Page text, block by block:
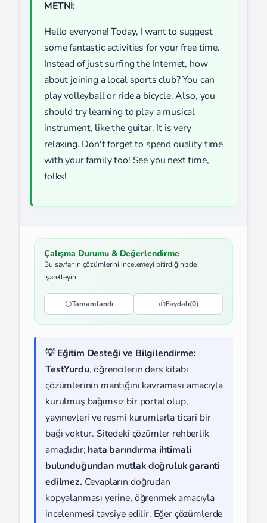
METNİ:
Hello everyone! Today, I want to suggest
some fantastic activities for your free time.
Instead of just surfing the Internet, how
about joining a local sports club? You can
play volleyball or ride a bicycle. Also, you
should try learning to play a musical
instrument, like the guitar. It is very
relaxing. Don't forget to spend quality time
with your family too! See you next time,
folks!
Çalışma Durumu & Değerlendirme
Bu sayfanın çözümlerini incelemeyi bitirdiğinizde
işaretleyin.
Tamamlandı Faydalı(0)
💡 Eğitim Desteği ve Bilgilendirme:
TestYurdu, öğrencilerin ders kitabı
çözümlerinin mantığını kavraması amacıyla
kurulmuş bağımsız bir portal olup,
yayınevleri ve resmi kurumlarla ticari bir
bağı yoktur. Sitedeki çözümler rehberlik
amaçlıdır; hata barındırma ihtimali
bulunduğundan mutlak doğruluk garanti
edilmez. Cevapların doğrudan
kopyalanması yerine, öğrenmek amacıyla
incelenmesi tavsiye edilir. Eğer çözümlerde